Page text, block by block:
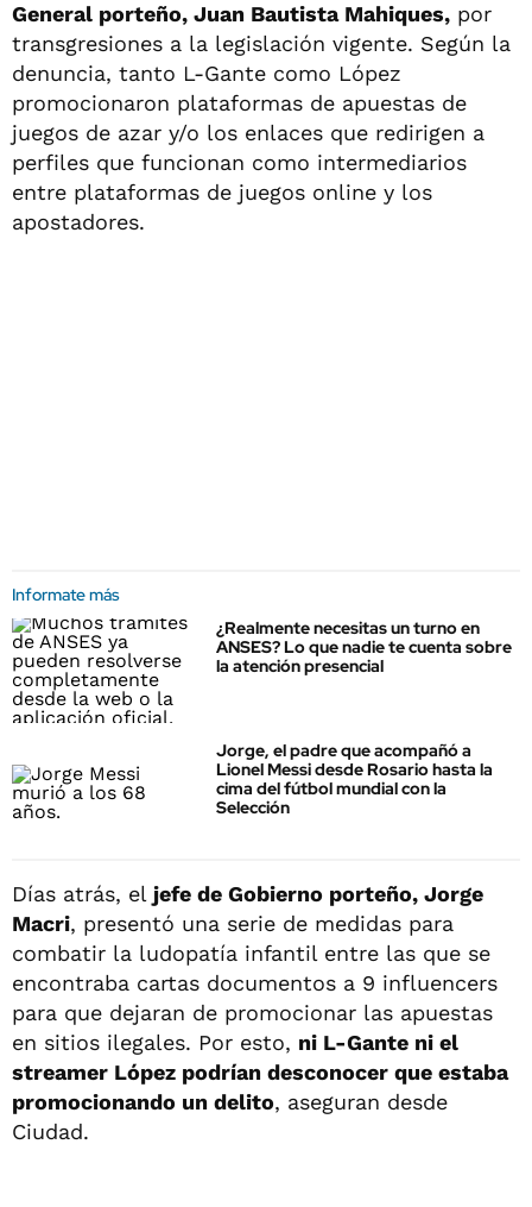
General porteño, Juan Bautista Mahiques, por
transgresiones a la legislación vigente. Según la
denuncia, tanto L-Gante como López
promocionaron plataformas de apuestas de
juegos de azar y/o los enlaces que redirigen a
perfiles que funcionan como intermediarios
entre plataformas de juegos online y los
apostadores.
Informate más
¿Realmente necesitas un turno en
ANSES? Lo que nadie te cuenta sobre
la atención presencial
Jorge, el padre que acompañó a
Lionel Messi desde Rosario hasta la
cima del fútbol mundial con la
Selección
Días atrás, el jefe de Gobierno porteño, Jorge
Macri, presentó una serie de medidas para
combatir la ludopatía infantil entre las que se
encontraba cartas documentos a 9 influencers
para que dejaran de promocionar las apuestas
en sitios ilegales. Por esto, ni L-Gante ni el
streamer López podrían desconocer que estaba
promocionando un delito, aseguran desde
Ciudad.